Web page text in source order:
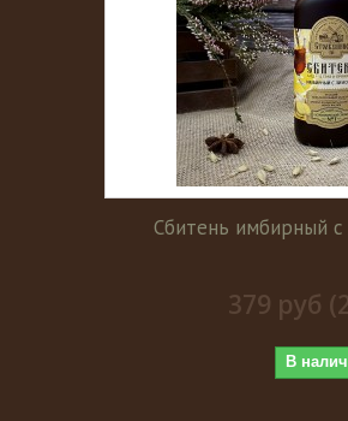
Сбитень имбирный
379 руб
В